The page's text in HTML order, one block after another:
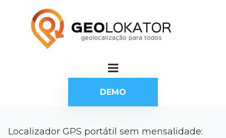
DEMO
Localizador GPS portátil sem mensalidade: